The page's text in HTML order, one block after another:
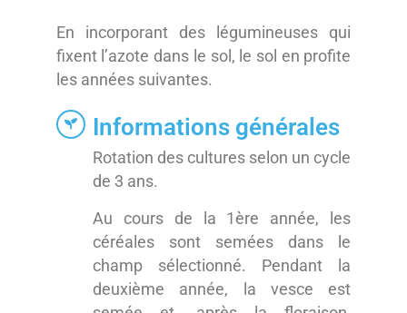
En incorporant des légumineuses qui
fixent l’azote dans le sol, le sol en profite
les années suivantes.
Informations générales
Rotation des cultures selon un cycle
de 3 ans.
Au cours de la 1ère année, les
céréales sont semées dans le
champ sélectionné. Pendant la
deuxième année, la vesce est